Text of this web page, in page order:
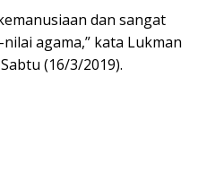
dan sangat
agama,” kata Lukman
(16/3/2019).